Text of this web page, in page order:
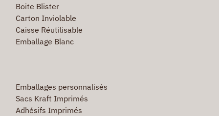
Boite Blister
Carton Inviolable
Caisse Réutilisable
Emballage Blanc
Emballages personnalisés
Sacs Kraft Imprimés
Adhésifs Imprimés